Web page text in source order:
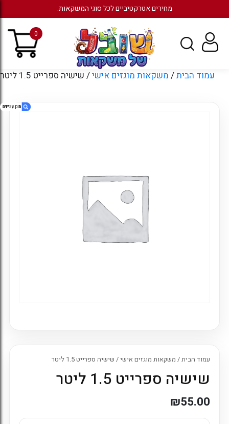
מחירים אטרקטיביים לכל סוגי המשקאות.
0
עמוד הבית/ משקאות מוגזים אישי/ שישיה ספרייט 1.5 ליטר
עמוד הבית/ משקאות מוגזים אישי/ שישיה ספרייט 1.5 ליטר
שישיה ספרייט 1.5 ליטר
₪55.00